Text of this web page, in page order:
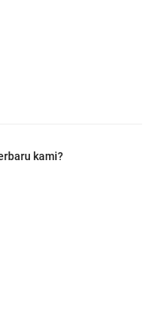
kami?